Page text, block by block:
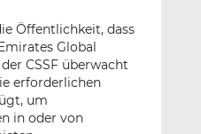
Öffentlichkeit, dass
Global
CSSF überwacht
erforderlichen
um
in oder von